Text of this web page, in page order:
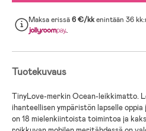
Maksa erissä6 €/kkenintään 36
.
Tuotekuvaus
TinyLove-merkin Ocean-leikkimatto.
ihanteellisen ympäristön lapselle
on 18 mielenkiintoista toimintoa ja